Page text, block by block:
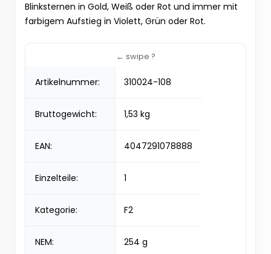
Blinksternen in Gold, Weiß oder Rot und immer mit
farbigem Aufstieg in Violett, Grün oder Rot.
Artikelnummer: 310024-108
Bruttogewicht: 1,53 kg
EAN: 4047291078888
Einzelteile: 1
Kategorie: F2
NEM: 254 g